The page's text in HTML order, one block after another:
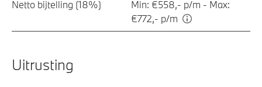
Netto bijtelling (18%)
Min: €558,- p/m - Max:
€772,- p/m
Uitrusting